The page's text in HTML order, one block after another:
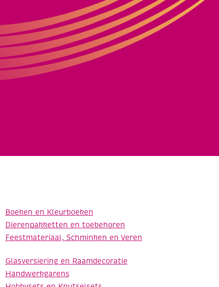
Boeken en Kleurboeken
Dierenpakketten en toebehoren
Feestmateriaal, Schminken en Veren
Glasversiering en Raamdecoratie
Handwerkgarens